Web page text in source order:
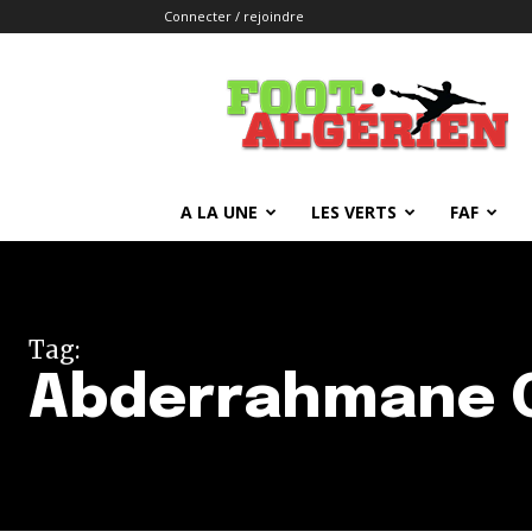
Connecter / rejoindre
FOOTALGERIEN
A LA UNE LES VERTS FAF
Tag:
Abderrahmane